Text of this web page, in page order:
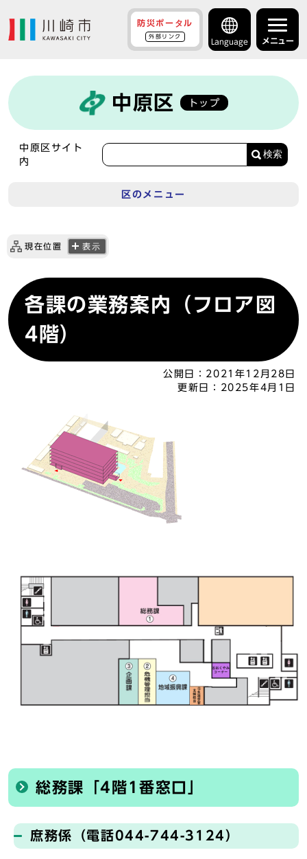
防災ポータル
外部リンク
Language メニュー
中原区 トップ
中原区サイト
内
検索
区のメニュー
現在位置 表示
各課の業務案内（フロア図
4階）
公開日： 2021年12月28日
更新日：
2025年4月1日
総務課「4階1番窓口」
庶務係（電話044-744-3124）